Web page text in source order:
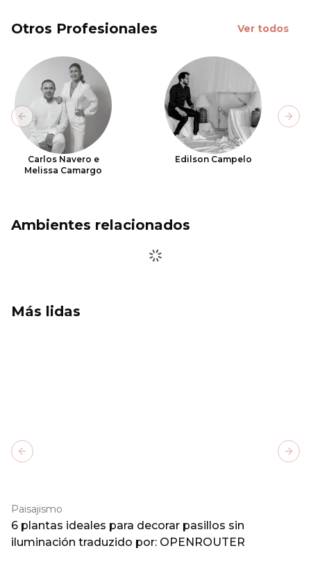
Otros Profesionales Ver todos
Carlos Navero e
Melissa Camargo
Edilson Campelo
Previous slide
Ambientes relacionados
Más lidas
Paisajismo
6 plantas ideales para decorar pasillos sin
iluminación traduzido por: OPENROUTER
Previous slide